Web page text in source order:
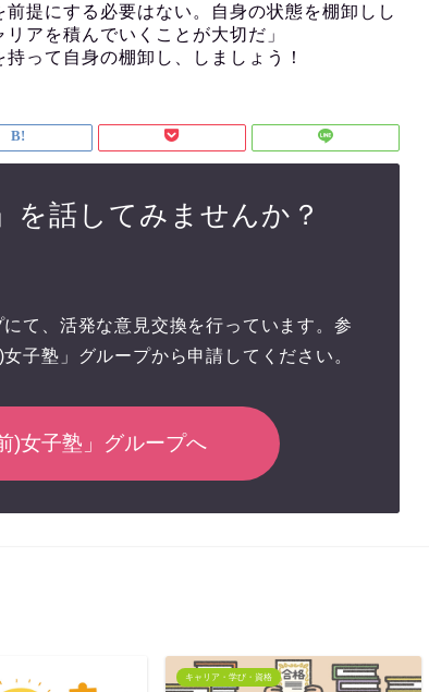
提にする必要はない。自身の状態を棚卸しし
アを積んでいくことが大切だ」
って自身の棚卸し、しましょう！
を話してみませんか？
て、活発な意見交換を行っています。参
子塾」グループから申請してください。
)女子塾」グループへ
キャリア・学び・資格